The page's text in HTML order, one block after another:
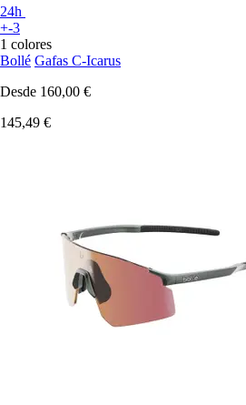
24h
+-3
1 colores
Bollé Gafas C-Icarus
Desde 160,00 €
145,49 €